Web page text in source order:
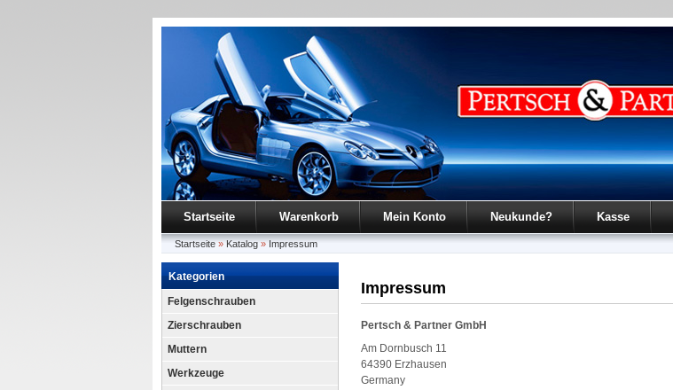
Startseite Warenkorb Mein Konto Neukunde? Kasse
Startseite » Katalog » Impressum
Kategorien
Felgenschrauben
Zierschrauben
Muttern
Werkzeuge
Impressum
Pertsch & Partner GmbH
Am Dornbusch 11
64390 Erzhausen
Germany